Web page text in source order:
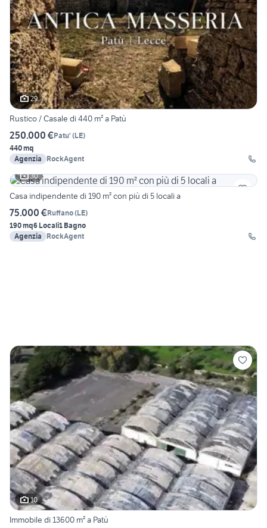
29
Rustico / Casale di 440 m² a Patù
250.000 €Patu' (LE)
440 mq
Agenzia
RockAgent
30
Casa indipendente di 190 m² con più di 5 locali a
75.000 €Ruffano(LE)
190 mq6 Locali1 Bagno
Agenzia
RockAgent
10
Immobile di 13600 m² a Patù